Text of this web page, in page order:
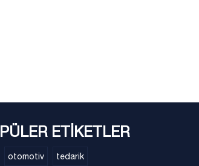
ETİKETLER
otomotiv tedarik